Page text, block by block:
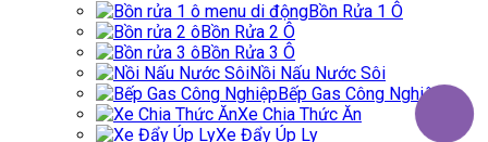
Bồn Rửa 1 Ô
Bồn Rửa 2 Ô
Bồn Rửa 3 Ô
Nồi Nấu Nước Sôi
Bếp Gas Công Nghiệp
Xe Chia Thức Ăn
Xe Đẩy Úp Ly